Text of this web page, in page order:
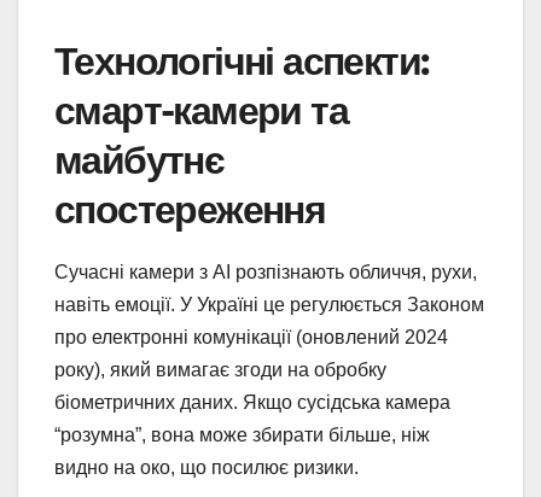
Технологічні аспекти:
смарт-камери та
майбутнє
спостереження
Сучасні камери з AI розпізнають обличчя, рухи,
навіть емоції. У Україні це регулюється Законом
про електронні комунікації (оновлений 2024
року), який вимагає згоди на обробку
біометричних даних. Якщо сусідська камера
“розумна”, вона може збирати більше, ніж
видно на око, що посилює ризики.